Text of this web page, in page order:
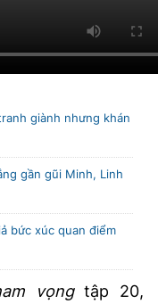
giành nhưng khán
gần gũi Minh, Linh
bức xúc quan điểm
vọngtập 20,